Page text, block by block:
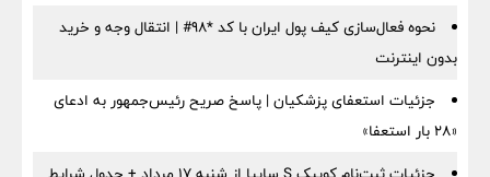
نحوه فعال‌سازی کیف پول ایران با کد *98# | انتقال وجه و خرید
بدون اینترنت
جزئیات استعفای پزشکیان | پاسخ صریح رئیس‌جمهور به ادعای
«۲۸ بار استعفا»